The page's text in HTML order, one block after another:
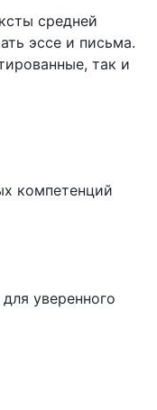
средней
эссе и письма.
так и
компетенций
уверенного